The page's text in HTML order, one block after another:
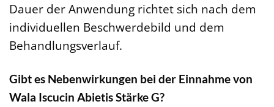
Dauer der Anwendung richtet sich nach dem
individuellen Beschwerdebild und dem
Behandlungsverlauf.
Gibt es Nebenwirkungen bei der Einnahme von
Wala Iscucin Abietis Stärke G?